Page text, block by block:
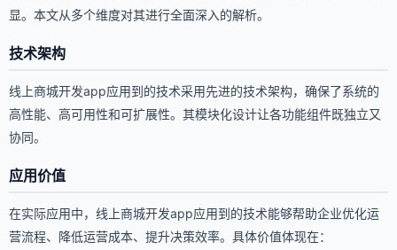
显。本文从多个维度对其进行全面深入的解析。
技术架构
线上商城开发app应用到的技术采用先进的技术架构，确保了系统的
高性能、高可用性和可扩展性。其模块化设计让各功能组件既独立又
协同。
应用价值
在实际应用中，线上商城开发app应用到的技术能够帮助企业优化运
营流程、降低运营成本、提升决策效率。具体价值体现在：